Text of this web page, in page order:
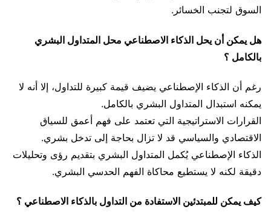
السوق لتجنب الخسائر.
هل يمكن أن يحل الذكاء الاصطناعي محل المتداول البشري
بالكامل ؟
رغم أن الذكاء الإصطناعي يضيف قيمة كبيرة للتداول، إلا أنه لا
يمكنه استبدال المتداول البشري بالكامل.
القرارات الاستراتيجية التي تعتمد على فهم أعمق للسياق
الاقتصادي والسياسي قد لا تزال بحاجة إلى تدخل بشري.
الذكاء الإصطناعي يُكمل المتداول البشري بتقديم رؤى وتحليلات
دقيقة لكنه لا يستطيع محاكاة الفهم الحدسي البشري.
كيف يمكن للمبتدئين الاستفادة من التداول بالذكاء الاصطناعي ؟